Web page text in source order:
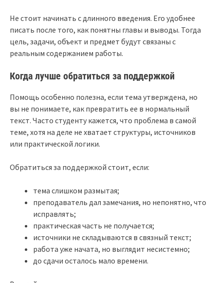
Не стоит начинать с длинного введения. Его удобнее
писать после того, как понятны главы и выводы. Тогда
цель, задачи, объект и предмет будут связаны с
реальным содержанием работы.
Когда лучше обратиться за поддержкой
Помощь особенно полезна, если тема утверждена, но
вы не понимаете, как превратить ее в нормальный
текст. Часто студенту кажется, что проблема в самой
теме, хотя на деле не хватает структуры, источников
или практической логики.
Обратиться за поддержкой стоит, если:
тема слишком размытая;
преподаватель дал замечания, но непонятно, что
исправлять;
практическая часть не получается;
источники не складываются в связный текст;
работа уже начата, но выглядит несистемно;
до сдачи осталось мало времени.